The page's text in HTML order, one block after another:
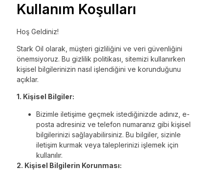
Kullanım Koşulları
Hoş Geldiniz!
Stark Oil olarak, müşteri gizliliğini ve veri güvenliğini
önemsiyoruz. Bu gizlilik politikası, sitemizi kullanırken
kişisel bilgilerinizin nasıl işlendiğini ve korunduğunu
açıklar.
1. Kişisel Bilgiler:
Bizimle iletişime geçmek istediğinizde adınız, e-
posta adresiniz ve telefon numaranız gibi kişisel
bilgilerinizi sağlayabilirsiniz. Bu bilgiler, sizinle
iletişim kurmak veya taleplerinizi işlemek için
kullanılır.
2. Kişisel Bilgilerin Korunması: